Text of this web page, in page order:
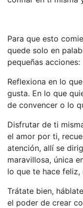
Para que esto
quede solo en
pequeñas acciones:
Reflexiona en lo
gusta. En lo que
de convencer o lo
Disfrutar de ti
el amor por ti,
atención, allí se
maravillosa, única
lo que te hace feliz,
Trátate bien,
el poder de crear